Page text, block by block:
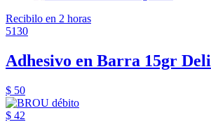
Recibilo en 2 horas
5130
Adhesivo en Barra 15gr Deli
$ 50
$ 42